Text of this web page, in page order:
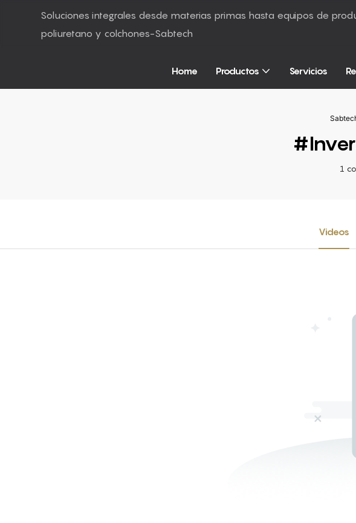
Soluciones integrales desde materias primas hasta equipos de
poliuretano y colchones-Sabtech
Home Productos Servicios
1
Videos